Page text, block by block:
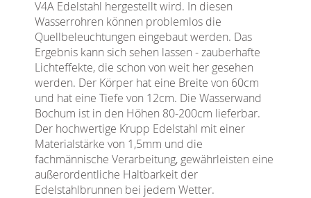
V4A Edelstahl hergestellt wird. In diesen
Wasserrohren können problemlos die
Quellbeleuchtungen eingebaut werden. Das
Ergebnis kann sich sehen lassen - zauberhafte
Lichteffekte, die schon von weit her gesehen
werden. Der Körper hat eine Breite von 60cm
und hat eine Tiefe von 12cm. Die Wasserwand
Bochum ist in den Höhen 80-200cm lieferbar.
Der hochwertige Krupp Edelstahl mit einer
Materialstärke von 1,5mm und die
fachmännische Verarbeitung, gewährleisten eine
außerordentliche Haltbarkeit der
Edelstahlbrunnen bei jedem Wetter.